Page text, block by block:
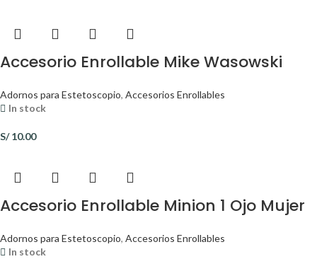
Accesorio Enrollable Mike Wasowski
Adornos para Estetoscopio, Accesorios Enrollables
In stock
S/10.00
Accesorio Enrollable Minion 1 Ojo Mujer
Adornos para Estetoscopio, Accesorios Enrollables
In stock